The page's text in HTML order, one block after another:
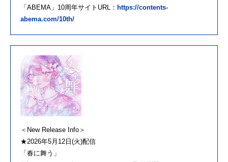
「ABEMA」10周年サイトURL： https://contents-
abema.com/10th/
＜New Release Info＞
★2026年5月12日(火)配信
「春に舞う」